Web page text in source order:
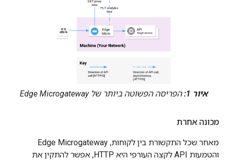
איור 1: הפריסה הפשוטה ביותר של Edge Microgateway
מכונה אחרת
מאחר שכל התקשורת בין לקוחות, Edge Microgateway
והטמעות API לקצה העורפי היא HTTP, אפשר להתקין את